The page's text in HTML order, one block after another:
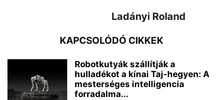
Ladányi Roland
KAPCSOLÓDÓ CIKKEK
Robotkutyák szállítják a
hulladékot a kínai Taj-hegyen: A
mesterséges intelligencia
forradalma...